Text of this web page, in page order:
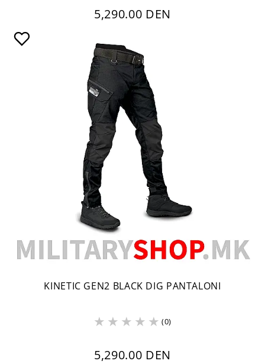
5,290.00 DEN
KINETIC GEN2 BLACK DIG PANTALONI
(0)
5,290.00 DEN